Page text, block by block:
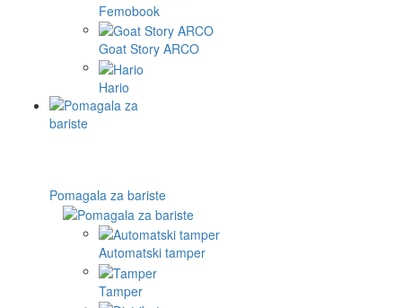
Femobook
Goat Story ARCO
Hario
Pomagala za bariste
Automatski tamper
Tamper